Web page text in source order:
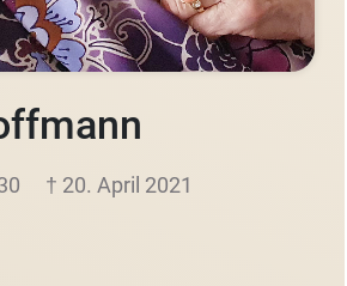
† 20. April 2021